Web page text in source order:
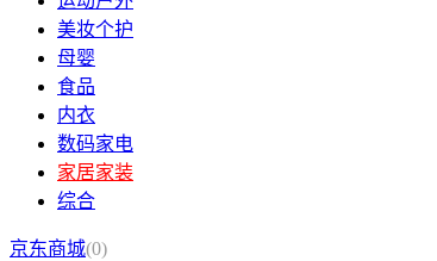
美妆个护
母婴
食品
内衣
数码家电
家居家装
综合
京东商城(0)